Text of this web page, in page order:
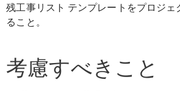
残工事リスト テンプレートをプロジェ
ること。
考慮すべきこと